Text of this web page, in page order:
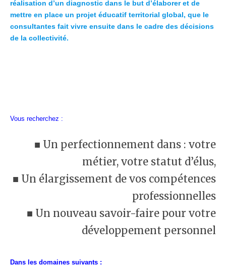
réalisation d’un diagnostic dans le but d’élaborer et de
mettre en place un projet éducatif territorial global, que le
consultantes fait vivre ensuite dans le cadre des décisions
de la collectivité.
Vous recherchez :
■ Un perfectionnement dans : votre
métier, votre statut d’élus,
■ Un élargissement de vos compétences
professionnelles
■ Un nouveau savoir-faire pour votre
développement personnel
Dans les domaines suivants :